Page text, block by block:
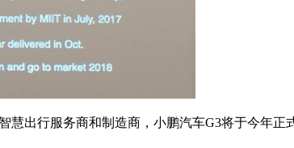
出行服务商和制造商，小鹏汽车G3将于今年正